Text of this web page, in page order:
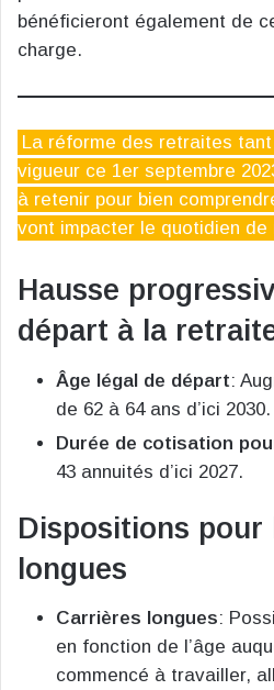
bénéficieront également de
charge.
La réforme des retraites
vigueur ce 1er septembre
à retenir pour bien
vont impacter le quotidien de
Hausse
départ à la
Âge légal de départ:
de 62 à 64 ans d’ici 2030.
Durée de cotisation
43 annuités d’ici 2027.
Dispositions pour
longues
Carrières longues:
en fonction de l’âge
commencé à travailler,